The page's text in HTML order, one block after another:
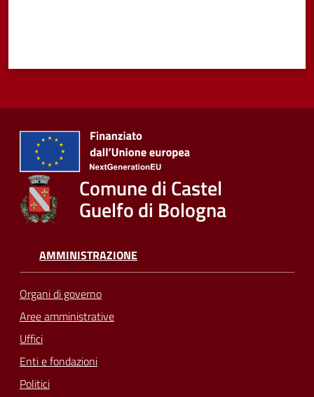
Comune di Castel
Guelfo di Bologna
AMMINISTRAZIONE
Organi di governo
Aree amministrative
Uffici
Enti e fondazioni
Politici